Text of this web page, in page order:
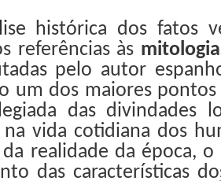
histórica dos fatos
referências às
pelo autor
um dos maiores
das divindades
na vida cotidiana dos
realidade da época,
das características